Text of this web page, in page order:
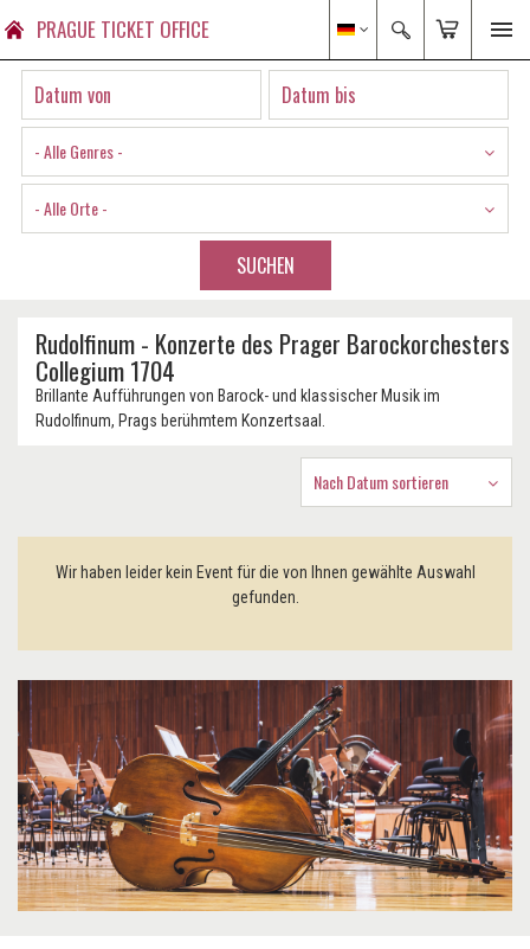
PRAGUE TICKET OFFICE
- Alle Genres -
- Alle Orte -
SUCHEN
Rudolfinum - Konzerte des Prager Barockorchesters
Collegium 1704
Brillante Aufführungen von Barock- und klassischer Musik im
Rudolfinum, Prags berühmtem Konzertsaal.
Nach Datum sortieren
Wir haben leider kein Event für die von Ihnen gewählte Auswahl
gefunden.